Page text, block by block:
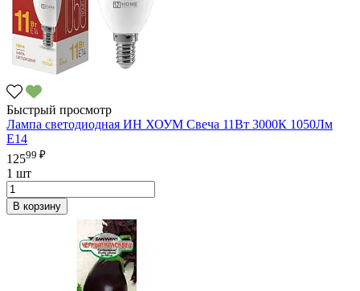
Быстрый просмотр
Лампа светодиодная ИН ХОУМ Свеча 11Вт 3000К 1050Лм
Е14
12599 ₽
1 шт
В корзину